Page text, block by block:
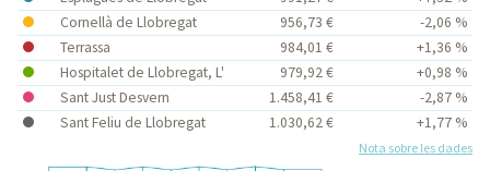
Cornellà de Llobregat
956,73 €
-2,06 %
Terrassa
984,01 €
+1,36 %
Hospitalet de Llobregat, L'
979,92 €
+0,98 %
Sant Just Desvern
1.458,41 €
-2,87 %
Sant Feliu de Llobregat
1.030,62 € +1,77 %
Nota sobre les dades